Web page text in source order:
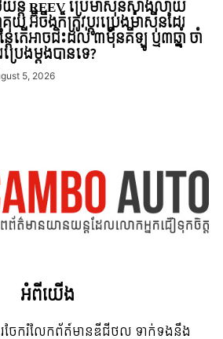
យន្ត REEV ប្រើម៉ាស៊ីនសាំងលាយ
យ អ៊ីចឹងក៏ត្រូវប្តូរប្រេងម៉ាស៊ីនដែរ
តែតើអាចជិះដល់ ៣ម៉ឺនគីឡូ ឬ៣ឆ្នាំ ចាំ
ប្រេងម្តងបានទេ?
5, 2026
អំពី​យើង
រចែករំលែកព័ត៍មានឌីជីថល ទាក់ទងនឹង